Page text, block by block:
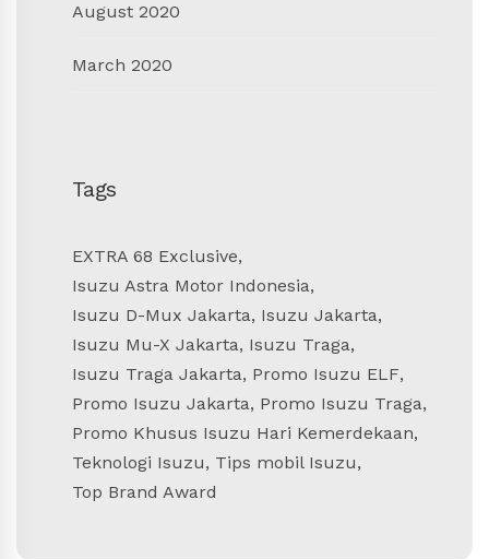
August 2020
March 2020
Tags
EXTRA 68 Exclusive,
Isuzu Astra Motor Indonesia,
Isuzu D-Mux Jakarta, Isuzu Jakarta,
Isuzu Mu-X Jakarta, Isuzu Traga,
Isuzu Traga Jakarta, Promo Isuzu ELF,
Promo Isuzu Jakarta, Promo Isuzu Traga,
Promo Khusus Isuzu Hari Kemerdekaan,
Teknologi Isuzu, Tips mobil Isuzu,
Top Brand Award